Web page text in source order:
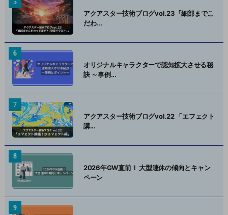
アクアスター技術ブログvol.23「細部までこ
だわ...
オリジナルキャラクターで認知拡大させる秘
訣 ～事例...
アクアスター技術ブログvol.22 「エフェクト
講...
2026年GW直前！ 大型連休の傾向とキャン
ペーン